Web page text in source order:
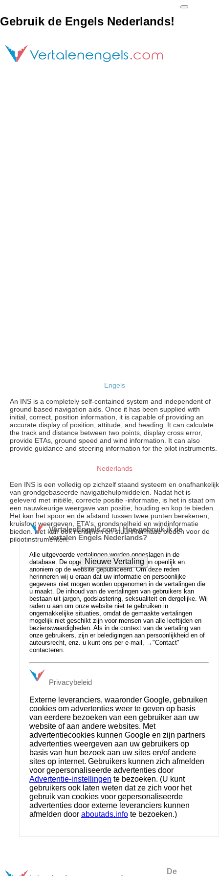
Gebruik de Engels Nederlands!
Engels
An INS is a completely self-contained system and independent of
ground based navigation aids. Once it has been supplied with
initial, correct, position information, it is capable of providing an
accurate display of position, attitude, and heading. It can calculate
the track and distance between two points, display cross error,
provide ETAs, ground speed and wind information. It can also
provide guidance and steering information for the pilot instruments.
Nederlands
Een INS is een volledig op zichzelf staand systeem en onafhankelijk
van grondgebaseerde navigatiehulpmiddelen. Nadat het is
geleverd met initiële, correcte positie -informatie, is het in staat om
een ​​nauwkeurige weergave van positie, houding en kop te bieden.
Het kan het spoor en de afstand tussen twee punten berekenen,
kruisfout weergeven, ETA's, grondsnelheid en windinformatie
bieden. Het kan ook richtlijnen en stuurinformatie bieden voor de
pilootinstrumenten.
VertalenEngels.com | Hoe gebruik ik de
vertalen Engels Nederlands?
Alle uitgevoerde vertalingen worden opgeslagen in de
database. De opgeslagen gegevens worden openlijk en
anoniem op de website gepubliceerd. Om deze reden
herinneren wij u eraan dat uw informatie en persoonlijke
gegevens niet mogen worden opgenomen in de vertalingen die
u maakt. De inhoud van de vertalingen van gebruikers kan
bestaan uit jargon, godslastering, seksualiteit en dergelijke. Wij
raden u aan om onze website niet te gebruiken in
ongemakkelijke situaties, omdat de gemaakte vertalingen
mogelijk niet geschikt zijn voor mensen van alle leeftijden en
bezienswaardigheden. Als in de context van de vertaling van
onze gebruikers, zijn er beledigingen aan persoonlijkheid en of
auteursrecht, enz. u kunt ons per e-mail, →"Contact"
contacteren.
Privacybeleid
Externe leveranciers, waaronder Google, gebruiken
cookies om advertenties weer te geven op basis
van eerdere bezoeken van een gebruiker aan uw
website of aan andere websites. Met
advertentiecookies kunnen Google en zijn partners
advertenties weergeven aan uw gebruikers op
basis van hun bezoek aan uw sites en/of andere
sites op internet. Gebruikers kunnen zich afmelden
voor gepersonaliseerde advertenties door
Advertentie-instellingen te bezoeken. (U kunt
gebruikers ook laten weten dat ze zich voor het
gebruik van cookies voor gepersonaliseerde
advertenties door externe leveranciers kunnen
afmelden door aboutads.info te bezoeken.)
De